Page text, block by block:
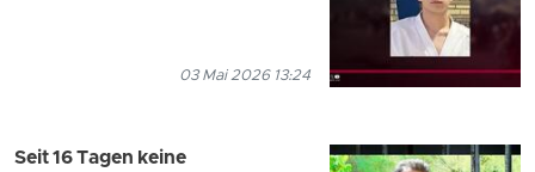
03 Mai 2026 13:24
Seit 16 Tagen keine